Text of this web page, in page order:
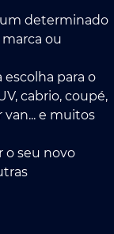
determinado
ou
para o
cabrio, coupé,
van... e muitos
o seu novo